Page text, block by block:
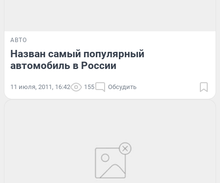
АВТО
Назван самый популярный
автомобиль в России
11 июля, 2011, 16:42 155 Обсудить